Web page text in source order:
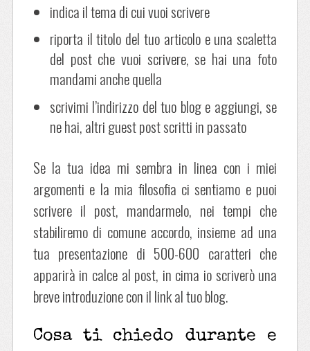
indica il tema di cui vuoi scrivere
riporta il titolo del tuo articolo e una scaletta
del post che vuoi scrivere, se hai una foto
mandami anche quella
scrivimi l’indirizzo del tuo blog e aggiungi, se
ne hai, altri guest post scritti in passato
Se la tua idea mi sembra in linea con i miei
argomenti e la mia filosofia ci sentiamo e puoi
scrivere il post, mandarmelo, nei tempi che
stabiliremo di comune accordo, insieme ad una
tua presentazione di 500-600 caratteri che
apparirà in calce al post, in cima io scriverò una
breve introduzione con il link al tuo blog.
Cosa ti chiedo durante e